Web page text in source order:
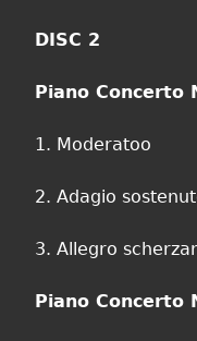
DISC 2
Piano Concerto
1. Moderatoo
2. Adagio
3. Allegro
Piano Concerto